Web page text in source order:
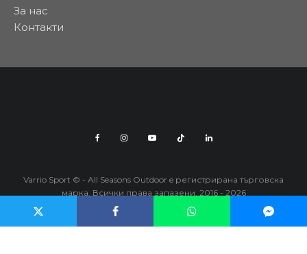
За нас
Контакти
Varrio Sport © - All Seasons Outdoor e регистрирана търговска
марка. Всички права запазени. 2016 - 2026